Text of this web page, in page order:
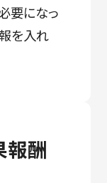
要になっ
を入れ
報酬